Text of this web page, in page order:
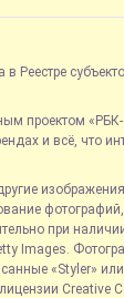
Реестре
проектом
и всё, что
при
Images.
«Styler»
Creative